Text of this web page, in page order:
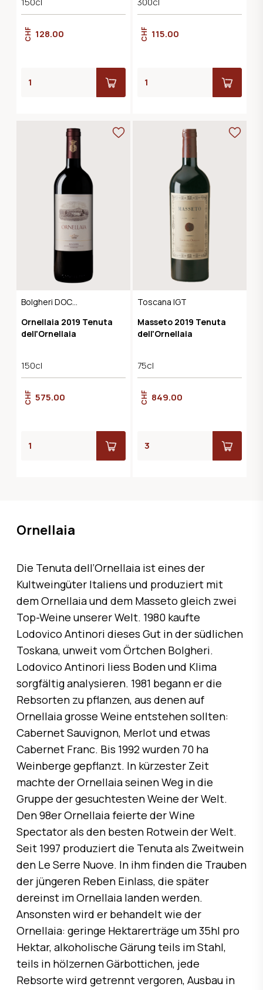
CHF 128.00 CHF 115.00
Bolgheri DOC
Ornellaia 2019 Tenuta
dell'Ornellaia
150cl
CHF 575.00
Toscana IGT
Masseto 2019 Tenuta
dell'Ornellaia
75cl
CHF 849.00
Ornellaia
Die Tenuta dell‘Ornellaia ist eines der
Kultweingüter Italiens und produziert mit
dem Ornellaia und dem Masseto gleich zwei
Top-Weine unserer Welt. 1980 kaufte
Lodovico Antinori dieses Gut in der südlichen
Toskana, unweit vom Örtchen Bolgheri.
Lodovico Antinori liess Boden und Klima
sorgfältig analysieren. 1981 begann er die
Rebsorten zu pflanzen, aus denen auf
Ornellaia grosse Weine entstehen sollten:
Cabernet Sauvignon, Merlot und etwas
Cabernet Franc. Bis 1992 wurden 70 ha
Weinberge gepflanzt. In kürzester Zeit
machte der Ornellaia seinen Weg in die
Gruppe der gesuchtesten Weine der Welt.
Den 98er Ornellaia feierte der Wine
Spectator als den besten Rotwein der Welt.
Seit 1997 produziert die Tenuta als Zweitwein
den Le Serre Nuove. In ihm finden die Trauben
der jüngeren Reben Einlass, die später
dereinst im Ornellaia landen werden.
Ansonsten wird er behandelt wie der
Ornellaia: geringe Hektarerträge um 35hl pro
Hektar, alkoholische Gärung teils im Stahl,
teils in hölzernen Gärbottichen, jede
Rebsorte wird getrennt vergoren, Ausbau in